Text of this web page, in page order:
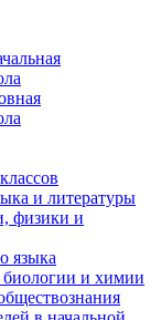
и литературы
физики и
языка
и химии